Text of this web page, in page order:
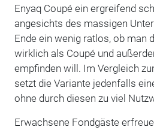
Enyaq Coupé ein ergreifend
angesichts des massigen
Ende ein wenig ratlos, ob man
wirklich als Coupé und
empfinden will. Im Vergleich
setzt die Variante jedenfalls
ohne durch diesen zu viel
Erwachsene Fondgäste